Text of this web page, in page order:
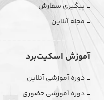
پیگیری سفارش
مجله آنلاین
آموزش اسکیت‌برد
دوره آموزشی آنلاین
دوره آموزشی حضوری